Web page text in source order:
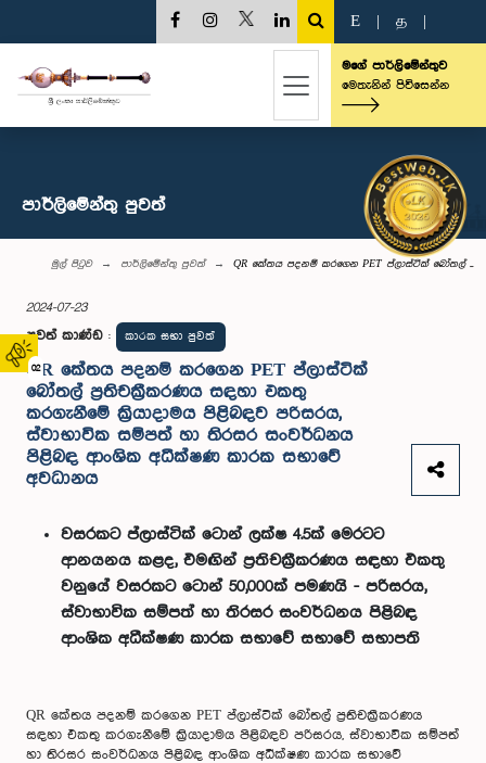
02
E த
මගේ පාර්ලිමේන්තුව
මෙතැනින් පිවිසෙන්න
පාර්ලි‌මේන්තු පුවත්
මුල් පිටුව පාර්ලි‌මේන්තු පුවත් QR කේතය පදනම් කරගෙන PET ප්ලාස්ටික් බෝතල් ...
2024-07-23
පුවත් කාණ්ඩ : කාරක සභා පුවත්
QR කේතය පදනම් කරගෙන PET ප්ලාස්ටික්
බෝතල් ප්‍රතිචක්‍රීකරණය සඳහා එකතු
කරගැනීමේ ක්‍රියාදාමය පිළිබඳව පරිසරය,
ස්වාභාවික සම්පත් හා තිරසර සංවර්ධනය
පිළිබඳ ආංශික අධීක්ෂණ කාරක සභාවේ
අවධානය
වසරකට ප්ලාස්ටික් ටොන් ලක්ෂ 4.5ක් මෙරටට
ආනයනය කළද, එමඟින් ප්‍රතිචක්‍රීකරණය සඳහා එකතු
වනුයේ වසරකට ටොන් 50,000ක් පමණයි - පරිසරය,
ස්වාභාවික සම්පත් හා තිරසර සංවර්ධනය පිළිබඳ
ආංශික අධීක්ෂණ කාරක සභාවේ සභාවේ සභාපති
QR කේතය පදනම් කරගෙන PET ප්ලාස්ටික් බෝතල් ප්‍රතිචක්‍රීකරණය
සඳහා එකතු කරගැනීමේ ක්‍රියාදාමය පිළිබඳව පරිසරය, ස්වාභාවික සම්පත්
හා තිරසර සංවර්ධනය පිළිබඳ ආංශික අධීක්ෂණ කාරක සභාවේ